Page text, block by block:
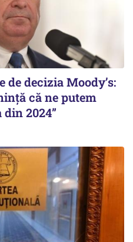
decizia Moody’s:
că ne putem
2024”